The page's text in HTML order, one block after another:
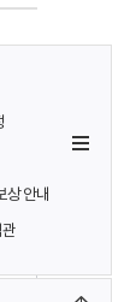
상 안내